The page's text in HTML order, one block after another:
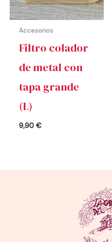
Accesorios
Filtro colador
de metal con
tapa grande
(L)
9,90€